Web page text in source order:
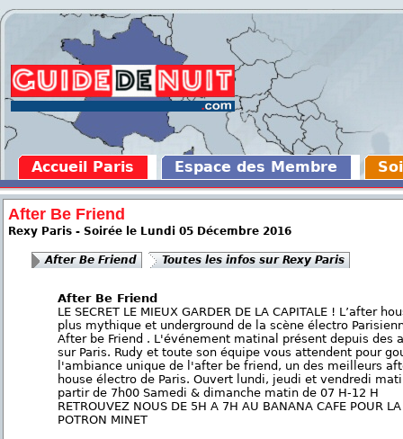
Accueil Paris Espace des Membre
After Be Friend
Rexy Paris - Soirée le Lundi 05 Décembre 2016
After Be Friend Toutes les infos sur Rexy Paris
After Be Friend
LE SECRET LE MIEUX GARDER DE LA CAPITALE ! L’after
plus mythique et underground de la scène électro
After be Friend . L'événement matinal présent depuis des
sur Paris. Rudy et toute son équipe vous attendent pour
l'ambiance unique de l'after be friend, un des meilleurs
house électro de Paris. Ouvert lundi, jeudi et vendredi
partir de 7h00 Samedi & dimanche matin de 07 H-12 H
RETROUVEZ NOUS DE 5H A 7H AU BANANA CAFE POUR LA
POTRON MINET